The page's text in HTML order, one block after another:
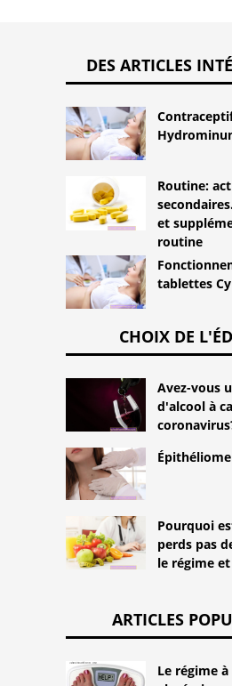
DES ARTICLES
Routine:
et
routine
tablettes
CHOIX DE
Avez-vous
d'alcool à
Pourquoi
perds pas
le régime
ARTICLES
Le régime